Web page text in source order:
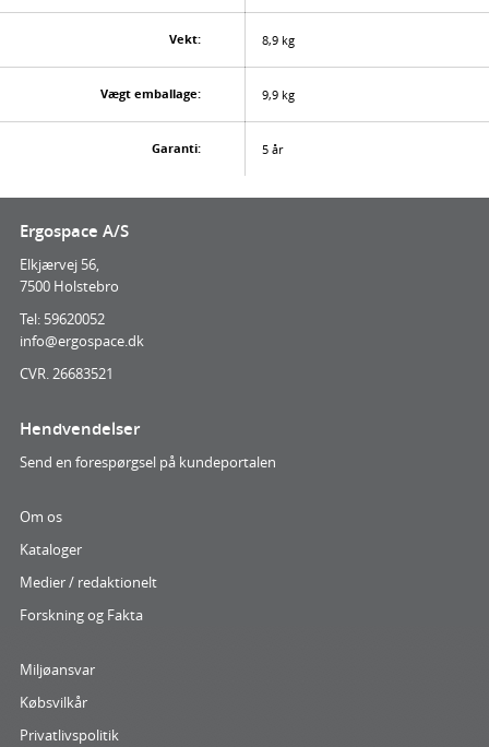
Vekt: 8,9 kg
Vægt emballage: 9,9 kg
Garanti: 5 år
Ergospace A/S
Elkjærvej 56,
7500 Holstebro
Tel: 59620052
info@ergospace.dk
CVR. 26683521
Hendvendelser
Send en forespørgsel på kundeportalen
Om os
Kataloger
Medier / redaktionelt
Forskning og Fakta
Miljøansvar
Købsvilkår
Privatlivspolitik